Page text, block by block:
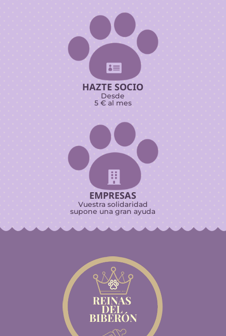

HAZTE SOCIO
Desde
5 € al mes

EMPRESAS
Vuestra solidaridad
supone una gran ayuda